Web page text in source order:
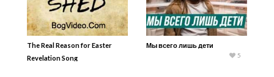
The Real Reason for Easter
Revelation Song
Мы всего лишь дети
5